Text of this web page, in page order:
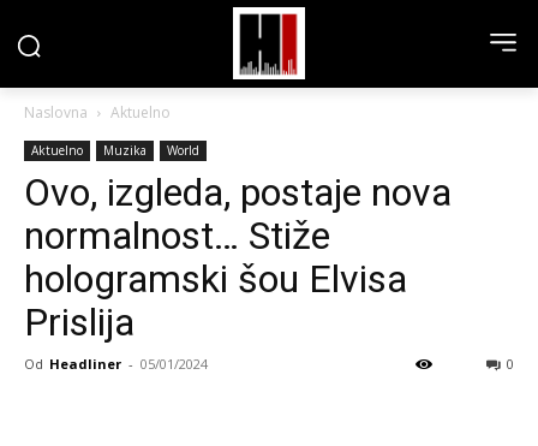
Naslovna Aktuelno
Aktuelno Muzika World
Ovo, izgleda, postaje nova
normalnost… Stiže
hologramski šou Elvisa
Prislija
Od Headliner - 05/01/2024 0